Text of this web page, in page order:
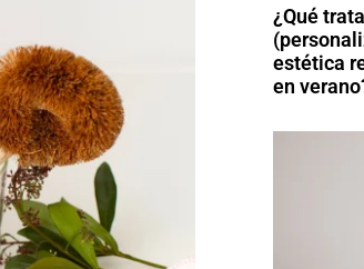
¿Qué
estética
en